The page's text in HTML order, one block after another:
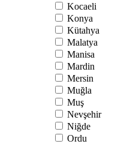
Kocaeli
Konya
Kütahya
Malatya
Manisa
Mardin
Mersin
Muğla
Muş
Nevşehir
Niğde
Ordu